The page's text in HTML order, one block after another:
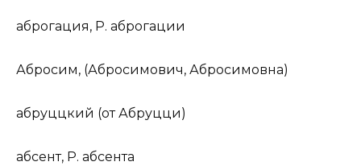
аброгация, Р. аброгации
Абросим, (Абросимович, Абросимовна)
абруццкий (отАбруцци)
абсент, Р. абсента